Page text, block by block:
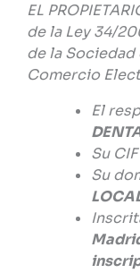
EL
de la Ley 34/
de la
Comercio
El
Su
Su